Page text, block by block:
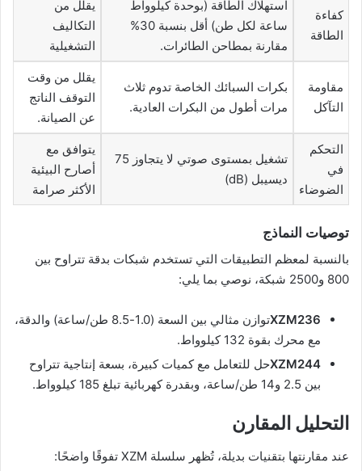
كفاءة
الطاقة
استهلاك الطاقة (بوحدة كيلوواط
ساعة لكل طن) أقل بنسبة 30%
مقارنة بمطاحن الطائرات.
يقلل من
التكاليف
التشغيلية
مقاومة
التآكل
بكرات السبائك الخاصة تدوم ثلاث
مرات أطول من البكرات العادية.
يقلل من وقت
التوقف الناتج
عن الصيانة.
التحكم
في
الضوضاء
تشغيل بمستوى صوتي لا يتجاوز 75
ديسيبل (dB)
يتوافق مع
أصارح البيئية
الأكثر صرامة
توصيات النماذج
بالنسبة لمعظم التطبيقات التي تستخدم شبكات بدقة تتراوح بين
800 و2500 شبكة، نوصي بما يلي:
XZM236
توازن مثالي بين السعة (1.0-8.5 طن/ساعة) والدقة،
مع محرك بقوة 132 كيلوواط.
XZM244حل للتعامل مع كميات كبيرة، بسعة إنتاجية تتراوح
بين 2.5 و14 طن/ساعة، وبقدرة كهربائية تبلغ 185 كيلوواط.
التحليل المقارن
عند مقارنتها بتقنيات بديلة، تُظهر سلسلة XZM تفوقًا واضحًا: